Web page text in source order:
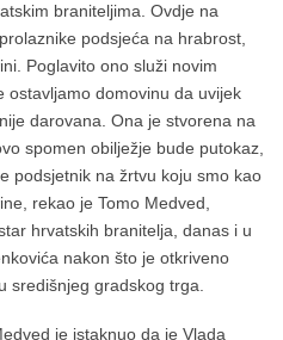
braniteljima. Ovdje na
podsjeća na hrabrost,
Poglavito ono služi novim
ostavljamo domovinu da uvijek
darovana. Ona je stvorena na
spomen obilježje bude putokaz,
podsjetnik na žrtvu koju smo kao
rekao je Tomo Medved,
hrvatskih branitelja, danas i u
nakon što je otkriveno
središnjeg gradskog trga.
je istaknuo da je Vlada